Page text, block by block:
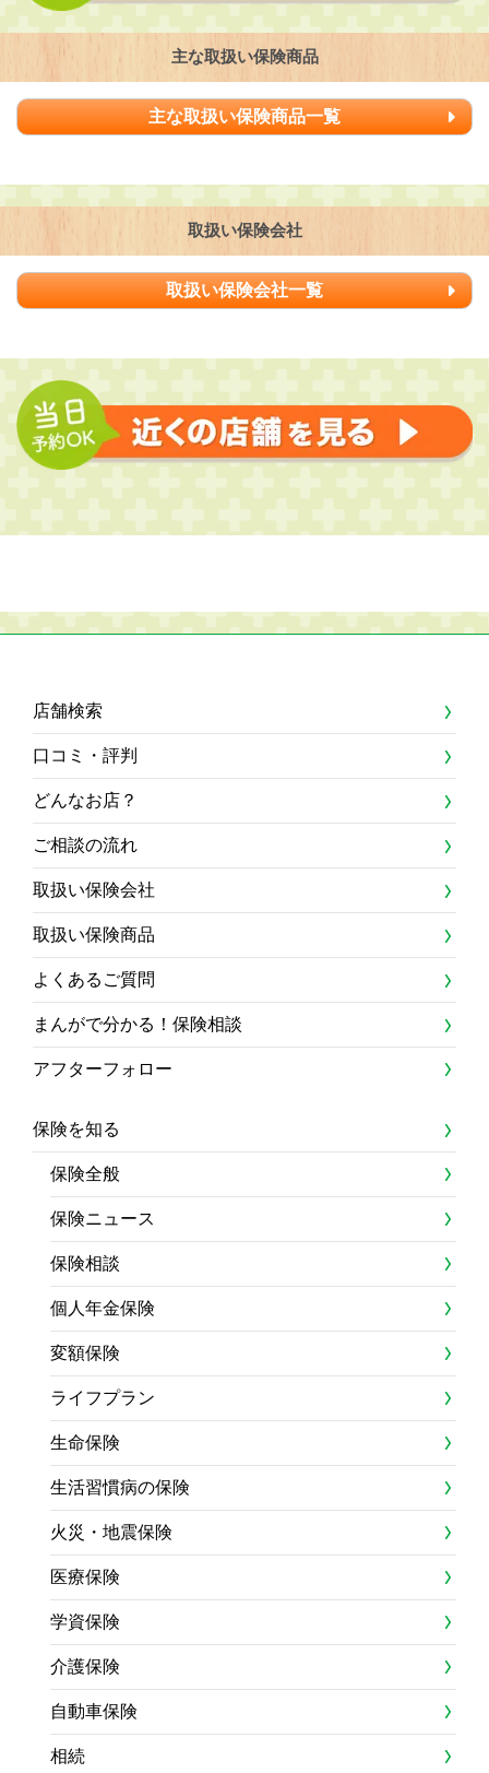
主な取扱い保険商品
主な取扱い保険商品一覧
取扱い保険会社
取扱い保険会社一覧
店舗検索
口コミ・評判
どんなお店？
ご相談の流れ
取扱い保険会社
取扱い保険商品
よくあるご質問
まんがで分かる！保険相談
アフターフォロー
保険を知る
保険全般
保険ニュース
保険相談
個人年金保険
変額保険
ライフプラン
生命保険
生活習慣病の保険
火災・地震保険
医療保険
学資保険
介護保険
自動車保険
相続